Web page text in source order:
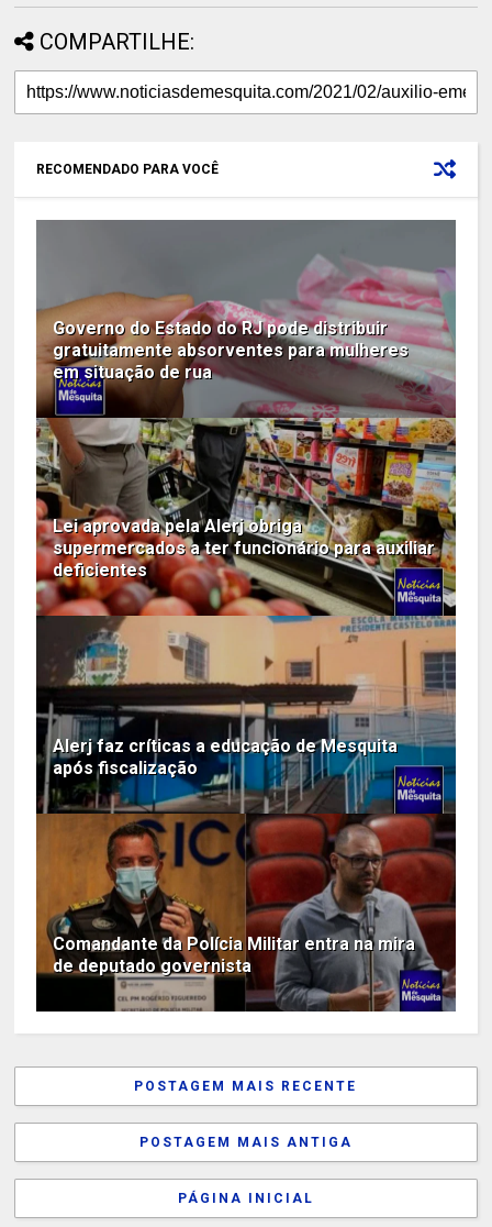
COMPARTILHE:
RECOMENDADO PARA VOCÊ
Governo do Estado do RJ pode distribuir
gratuitamente absorventes para mulheres
em situação de rua
Lei aprovada pela Alerj obriga
supermercados a ter funcionário para auxiliar
deficientes
Alerj faz críticas a educação de Mesquita
após fiscalização
Comandante da Polícia Militar entra na mira
de deputado governista
POSTAGEM MAIS RECENTE
POSTAGEM MAIS ANTIGA
PÁGINA INICIAL